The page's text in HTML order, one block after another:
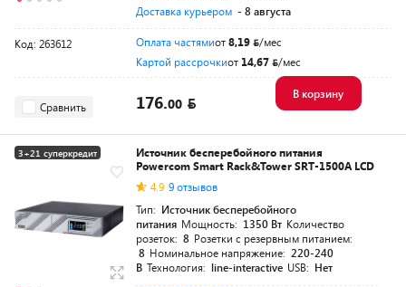
Доставка курьером - 8 августа
Код: 263612 Оплата частямиот8,19
/мес
Картой рассрочкиот 14,67 /мес
Сравнить 176.00
В корзину
3+21 суперкредит
Источник бесперебойного питания
Powercom Smart Rack&Tower SRT-1500A LCD
4.9 9 отзывов
Тип: Источник бесперебойного
питания Мощность: 1350 Вт Количество
розеток: 8 Розетки с резервным питанием:
8 Номинальное напряжение: 220-240
В Технология: line-interactive USB: Нет